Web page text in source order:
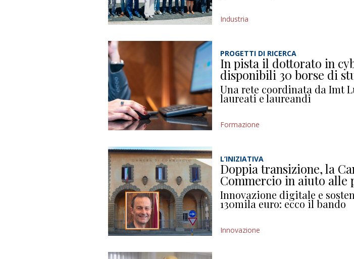
Industria
PROGETTI DI RICERCA
In pista il dottorato in
disponibili 30 borse di
Una rete coordinata da Imt
laureati e laureandi
Formazione
L’INIZIATIVA
Doppia transizione, la
Commercio in aiuto alle
Innovazione digitale e
130mila euro: ecco il bando
Innovazione